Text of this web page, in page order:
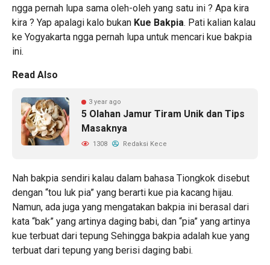
ngga pernah lupa sama oleh-oleh yang satu ini ? Apa kira
kira ? Yap apalagi kalo bukan Kue Bakpia. Pati kalian kalau
ke Yogyakarta ngga pernah lupa untuk mencari kue bakpia
ini.
Read Also
3 year ago
5 Olahan Jamur Tiram Unik dan Tips
Masaknya
1308 Redaksi Kece
Nah bakpia sendiri kalau dalam bahasa Tiongkok disebut
dengan “tou luk pia” yang berarti kue pia kacang hijau.
Namun, ada juga yang mengatakan bakpia ini berasal dari
kata “bak” yang artinya daging babi, dan “pia” yang artinya
kue terbuat dari tepung Sehingga bakpia adalah kue yang
terbuat dari tepung yang berisi daging babi.